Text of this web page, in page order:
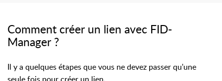
Comment créer un lien avec FID-
Manager ?
Il y a quelques étapes que vous ne devez passer qu'une